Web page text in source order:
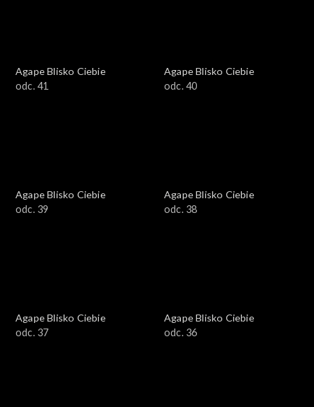
Agape Blisko Ciebie
odc. 41
Agape Blisko Ciebie
odc. 40
Agape Blisko Ciebie
odc. 39
Agape Blisko Ciebie
odc. 38
Agape Blisko Ciebie
odc. 37
Agape Blisko Ciebie
odc. 36